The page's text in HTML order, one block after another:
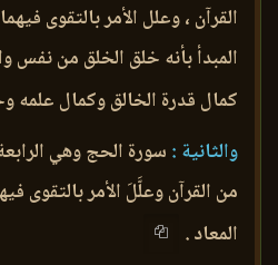
القرآن ، وعلل الأمر بالتقوى
المبدأ بأنه خلق الخلق من نفس
كمال قدرة الخالق وكمال علمه
والثانية : سورة الحج وهي
من القرآن وعلَّلَ الأمر بالتقوى
المعاد .